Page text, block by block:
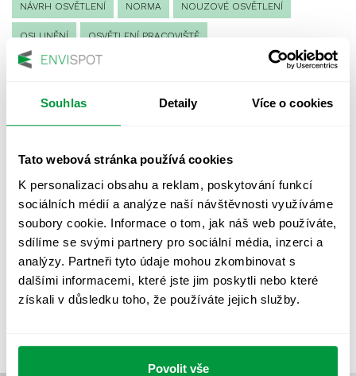
Souhlas Detaily Více o cookies
Tato webová stránka používá cookies
K personalizaci obsahu a reklam, poskytování funkcí
sociálních médií a analýze naší návštěvnosti využíváme
soubory cookie. Informace o tom, jak náš web používáte,
sdílíme se svými partnery pro sociální média, inzerci a
analýzy. Partneři tyto údaje mohou zkombinovat s
dalšími informacemi, které jste jim poskytli nebo které
získali v důsledku toho, že používáte jejich služby.
Povolit vše
NÁVRH OSVĚTLENÍ NORMA NOUZOVÉ OSVĚTLENÍ
OSLUNĚNÍ OSVĚTLENÍ PRACOVIŠTĚ
OSVĚTLENÍ PŘECHODŮ PRO CHODCE
PROTIPANICKÉ OSVĚTLENÍ
PROVOZNÍ DENÍK NOUZOVÉHO OSVĚTLENÍ
REVIZE NOUZOVÉHO OSVĚTLENÍ ŘÍZENÍ SPEKTRUM
VEŘEJNÉ OSVĚTLENÍ
VÝPOČET OSVĚTLENÍ VÝPOČET ZASTÍNĚNÍ
VÝPOČTY A NÁVRHY ZASTÍNĚNÍ
ZKOUŠKY NOUZOVÉHO OSVĚTLENÍ